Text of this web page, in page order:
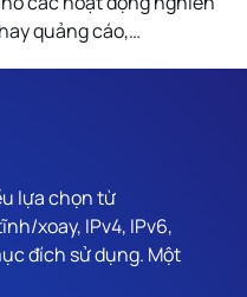
quảng cáo,…
lựa chọn từ
xoay, IPv4, IPv6,
đích sử dụng. Một